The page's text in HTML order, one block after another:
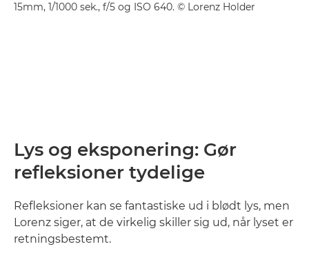
15mm, 1/1000 sek., f/5 og ISO 640. © Lorenz Holder
Lys og eksponering: Gør
refleksioner tydelige
Refleksioner kan se fantastiske ud i blødt lys, men
Lorenz siger, at de virkelig skiller sig ud, når lyset er
retningsbestemt.